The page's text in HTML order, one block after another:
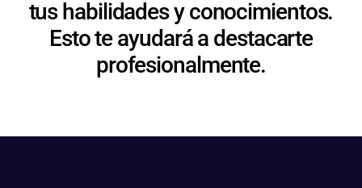
tus habilidades y conocimientos.
Esto te ayudará a destacarte
profesionalmente.